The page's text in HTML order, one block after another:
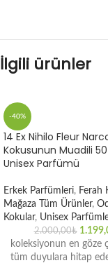
İlgili ürünler
-40%
14 Ex Nihilo Fleur
Kokusunun Muadili
Unisex Parfümü
Erkek Parfümleri, Ferah
Mağaza Tüm Ürünler,
Kokular, Unisex
2.000,00₺
koleksiyonun en göze
tüm duyulara hitap